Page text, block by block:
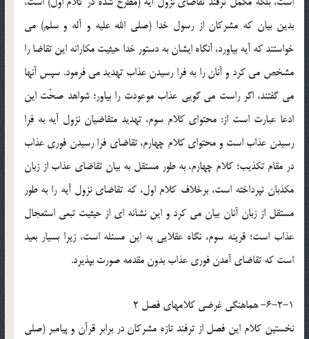
بدين بيان که مشرکان از رسول خدا (صلي الله عليه و آله و سلم) مي
خواستند که آيه بياورد، آنگاه ايشان به دستور خدا حيثيت مکارانه اين تقاضا را
مشخص مي کرد و آنان را به فرا رسيدن عذاب تهديد مي فرمود. سپس آنها
مي گفتند، اگر راست مي گويي عذاب موعودت را بياور؛ شواهد صحّت اين
ادعا عبارت است از: محتواي کلام سوم، تهديد متقاضيان نزول آيه به فرا
رسيدن عذاب است و محتواي کلام چهارم، تقاضاي فرا رسيدن فوري عذاب
در مقام تکذيب؛ کلام چهارم، به طور مستقل به بيان تقاضاي عذاب از زبان
مکذبان نپرداخته است، برخلاف کلام اول، که تقاضاي نزول آيه را به طور
مستقل از زبان آنان بيان مي کرد و اين نشانه اي از حيثيت تبعي استعجال
عذاب است؛ قرينه سوم، نگاه عقلايي به اين مسئله است، زيرا بسيار بعيد
است که تقاضاي آمدن فوري عذاب بدون مقدمه صورت بپذيرد.
6-2-1- هماهنگي غرضي کلامهاي فصل 2
نخستين کلام اين فصل از ترفند تازه مشرکان در برابر قرآن و پيامبر (صلي